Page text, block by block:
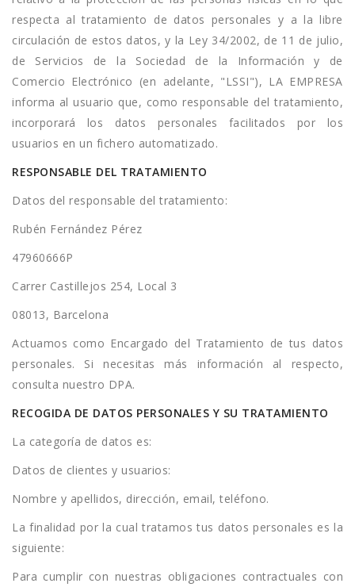
respecta al tratamiento de datos personales y a la libre
circulación de estos datos, y la Ley 34/2002, de 11 de julio,
de Servicios de la Sociedad de la Información y de
Comercio Electrónico (en adelante, "LSSI"), LA EMPRESA
informa al usuario que, como responsable del tratamiento,
incorporará los datos personales facilitados por los
usuarios en un fichero automatizado.
RESPONSABLE DEL TRATAMIENTO
Datos del responsable del tratamiento:
Rubén Fernández Pérez
47960666P
Carrer Castillejos 254, Local 3
08013, Barcelona
Actuamos como Encargado del Tratamiento de tus datos
personales. Si necesitas más información al respecto,
consulta nuestro DPA.
RECOGIDA DE DATOS PERSONALES Y SU TRATAMIENTO
La categoría de datos es:
Datos de clientes y usuarios:
Nombre y apellidos, dirección, email, teléfono.
La finalidad por la cual tratamos tus datos personales es la
siguiente:
Para cumplir con nuestras obligaciones contractuales con